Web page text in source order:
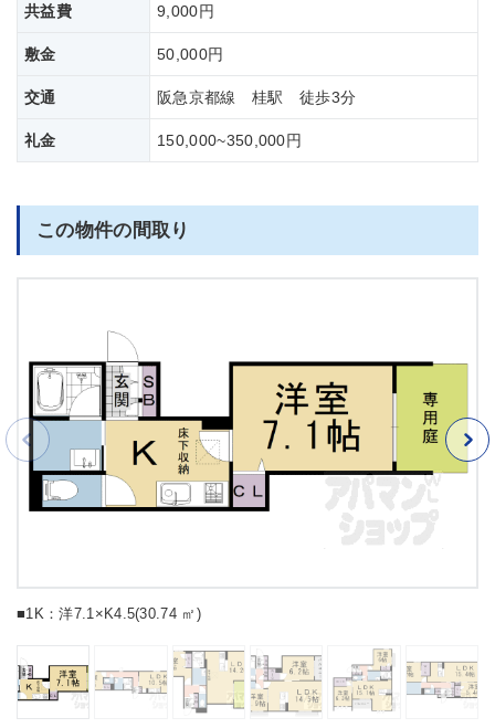
共益費 9,000円
敷金 50,000円
交通 阪急京都線 桂駅 徒歩3分
礼金 150,000~350,000円
この物件の間取り
■1K：洋7.1×K4.5(30.74 ㎡)